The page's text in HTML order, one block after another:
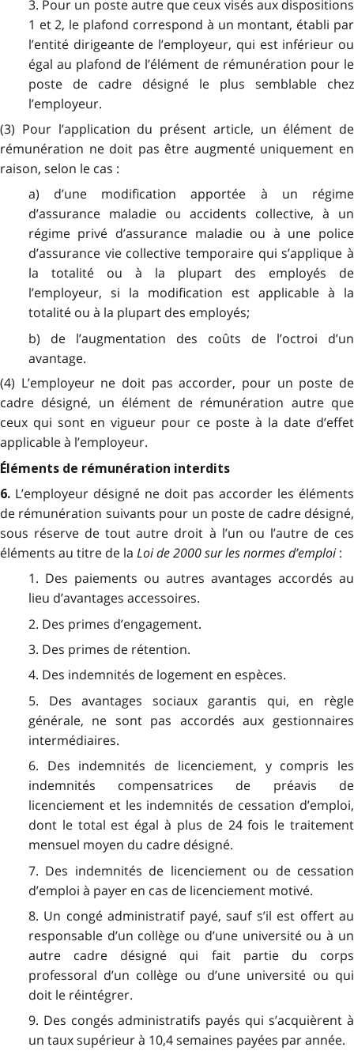
3. Pour un poste autre que ceux visés aux dispositions
1 et 2, le plafond correspond à un montant, établi par
l’entité dirigeante de l’employeur, qui est inférieur ou
égal au plafond de l’élément de rémunération pour le
poste de cadre désigné le plus semblable chez
l’employeur.
(3) Pour l’application du présent article, un élément de
rémunération ne doit pas être augmenté uniquement en
raison, selon le cas :
a) d’une modification apportée à un régime
d’assurance maladie ou accidents collective, à un
régime privé d’assurance maladie ou à une police
d’assurance vie collective temporaire qui s’applique à
la totalité ou à la plupart des employés de
l’employeur, si la modification est applicable à la
totalité ou à la plupart des employés;
b) de l’augmentation des coûts de l’octroi d’un
avantage.
(4) L’employeur ne doit pas accorder, pour un poste de
cadre désigné, un élément de rémunération autre que
ceux qui sont en vigueur pour ce poste à la date d’effet
applicable à l’employeur.
Éléments de rémunération interdits
6. L’employeur désigné ne doit pas accorder les éléments
de rémunération suivants pour un poste de cadre désigné,
sous réserve de tout autre droit à l’un ou l’autre de ces
éléments au titre de la Loi de 2000 sur les normes d’emploi:
1. Des paiements ou autres avantages accordés au
lieu d’avantages accessoires.
2. Des primes d’engagement.
3. Des primes de rétention.
4. Des indemnités de logement en espèces.
5. Des avantages sociaux garantis qui, en règle
générale, ne sont pas accordés aux gestionnaires
intermédiaires.
6. Des indemnités de licenciement, y compris les
indemnités compensatrices de préavis de
licenciement et les indemnités de cessation d’emploi,
dont le total est égal à plus de 24 fois le traitement
mensuel moyen du cadre désigné.
7. Des indemnités de licenciement ou de cessation
d’emploi à payer en cas de licenciement motivé.
8. Un congé administratif payé, sauf s’il est offert au
responsable d’un collège ou d’une université ou à un
autre cadre désigné qui fait partie du corps
professoral d’un collège ou d’une université ou qui
doit le réintégrer.
9. Des congés administratifs payés qui s’acquièrent à
un taux supérieur à 10,4 semaines payées par année.